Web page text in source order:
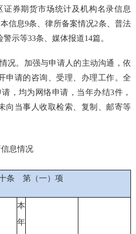
证券期货市场统计及机构名录信息
信息9条、律所备案情况2条、普法
示等33条、媒体报道14篇。
况。加强与申请人的主动沟通，依
申请的咨询、受理、办理工作。全
，均为网络申请，当年办结3件，
向当事人收取检索、复制、邮寄等
息情况
条 第（一）项
本
年